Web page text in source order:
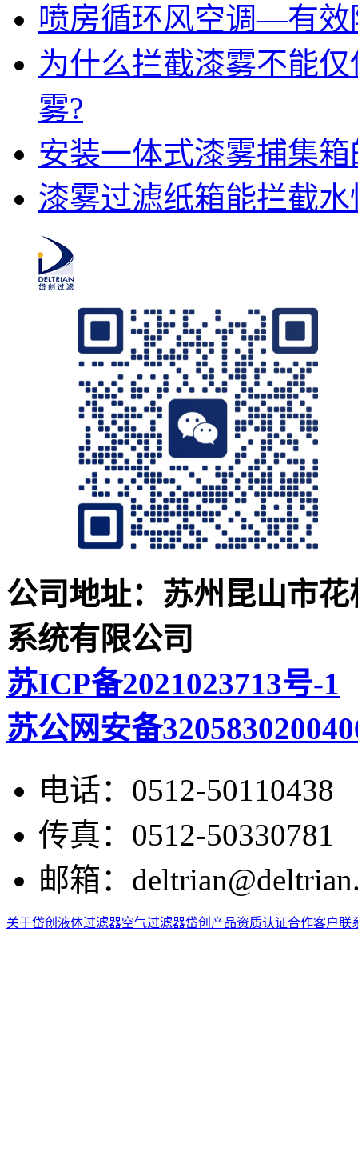
喷房循环风空调—有效
为什么拦截漆雾不能
雾?
安装一体式漆雾捕集
漆雾过滤纸箱能拦截水
公司地址：苏州昆山市
系统有限公司
苏ICP备2021023713号-1
苏公网安备
电话： 0512-50110438
传真： 0512-50330781
邮箱：
关于岱创 液体过滤器空气过滤器岱创产品资质认证合作客户联